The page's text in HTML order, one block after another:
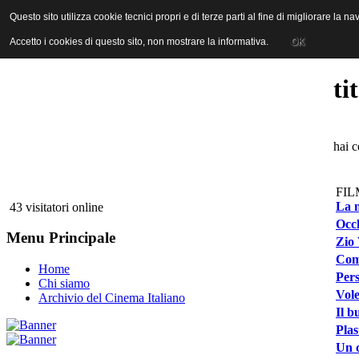
ANICA | Associazione Nazionale Industrie Cinematografiche
43 visitatori online
Menu Principale
Home
Chi siamo
Archivio del Cinema Italiano
hai
La
Zio
Il
Un
Questo sito utilizza cookie tecnici propri e di terze parti al fine di migliorare la
Accetto i cookies di questo sito, non mostrare la informativa. OK
Questo sito utilizza cookie tecnici propri e di terze parti al fine di migliorare la
Accetto i cookies di questo sito, non mostrare la informativa. OK